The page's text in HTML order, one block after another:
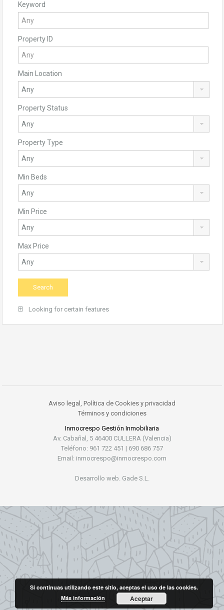
Keyword
Property ID
Main Location
Property Status
Property Type
Min Beds
Min Price
Max Price
Looking for certain features
Aviso legal, Política de Cookies y privacidad
Términos y condiciones
Inmocrespo Gestión Inmobiliaria
Av. Cabañal, 5 46400 CULLERA (Valencia)
Teléfono: 961 722 451 | 690 686 757
Email: inmocrespo@inmocrespo.com
Desarrollo web. Gade S.L.
Si continuas utilizando este sitio, aceptas el uso de las cookies.
Más información
Aceptar